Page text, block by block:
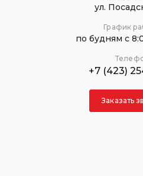
ул.
График
по будням с
+7 (423)
Заказать